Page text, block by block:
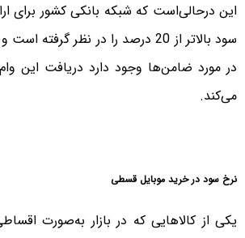
این درحالی‌است که شبکه بانکی کشور برای
سود بالاتر از 20 درصد را در نظر
در مورد ضامن‌ها وجود دارد دریافت این
می‌کند.
نرخ سود در خرید موبایل قسطی
یکی از کالاهایی که در بازار به‌صورت